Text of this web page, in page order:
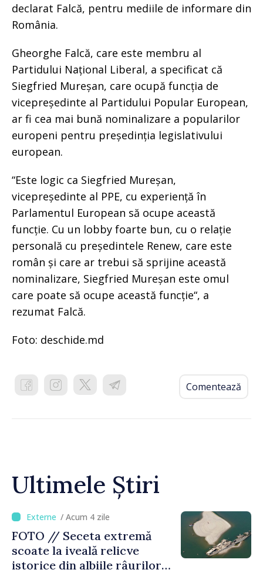
declarat Falcă, pentru mediile de informare din
România.
Gheorghe Falcă, care este membru al
Partidului Național Liberal, a specificat că
Siegfried Mureșan, care ocupă funcția de
vicepreședinte al Partidului Popular European,
ar fi cea mai bună nominalizare a popularilor
europeni pentru președinția legislativului
european.
“Este logic ca Siegfried Mureșan,
vicepreședinte al PPE, cu experiență în
Parlamentul European să ocupe această
funcție. Cu un lobby foarte bun, cu o relație
personală cu președintele Renew, care este
român și care ar trebui să sprijine această
nominalizare, Siegfried Mureșan este omul
care poate să ocupe această funcție“, a
rezumat Falcă.
Foto: deschide.md
Comentează
Ultimele Știri
/ Acum 4 zile
FOTO // Seceta extremă
scoate la iveală relicve
istorice din albiile râurilor